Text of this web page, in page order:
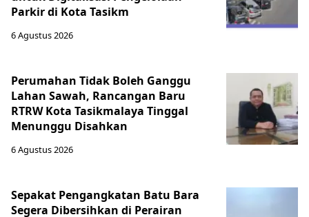
Parkir di Kota Tasikm
6 Agustus 2026
Perumahan Tidak Boleh Ganggu
Lahan Sawah, Rancangan Baru
RTRW Kota Tasikmalaya Tinggal
Menunggu Disahkan
6 Agustus 2026
Sepakat Pengangkatan Batu Bara
Segera Dibersihkan di Perairan